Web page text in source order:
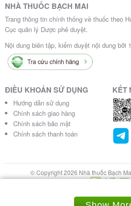
NHÀ THUỐC BẠCH MAI
Trang thông tin chính thống về thuốc theo
Cục quản lý Dược phê duyệt.
Nội dung biên tập, kiểm duyệt nội dung bởi
ĐIỀU KHOẢN SỬ DỤNG
Hướng dẫn sử dụng
Chính sách giao hàng
Chính sách bảo mật
Chính sách thanh toán
KẾT
© Copyright 2026 Nhà thuốc Bạch